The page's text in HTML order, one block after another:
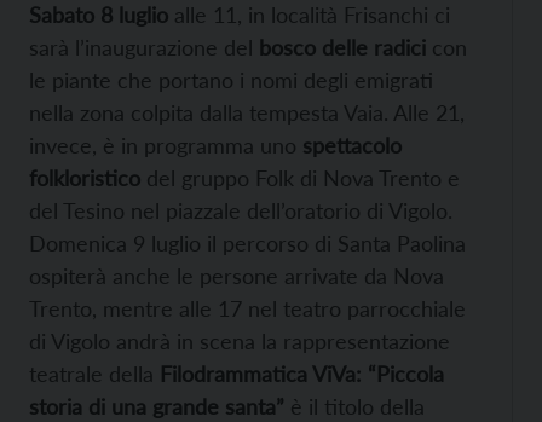
Sabato 8 luglio alle 11, in località Frisanchi ci
sarà l’inaugurazione del bosco delle radici con
le piante che portano i nomi degli emigrati
nella zona colpita dalla tempesta Vaia. Alle 21,
invece, è in programma uno spettacolo
folkloristico del gruppo Folk di Nova Trento e
del Tesino nel piazzale dell’oratorio di Vigolo.
Domenica 9 luglio il percorso di Santa Paolina
ospiterà anche le persone arrivate da Nova
Trento, mentre alle 17 nel teatro parrocchiale
di Vigolo andrà in scena la rappresentazione
teatrale della Filodrammatica ViVa: “Piccola
storia di una grande santa” è il titolo della